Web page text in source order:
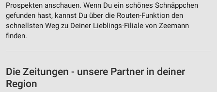
Prospekten anschauen. Wenn Du ein schönes Schnäppchen
gefunden hast, kannst Du über die Routen-Funktion den
schnellsten Weg zu Deiner Lieblings-Filiale von Zeemann
finden.
Die Zeitungen - unsere Partner in deiner
Region